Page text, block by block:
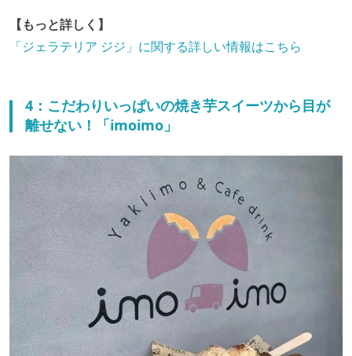
【もっと詳しく】
「ジェラテリア ジジ」に関する詳しい情報はこちら
4：こだわりいっぱいの焼き芋スイーツから目が
離せない！「imoimo」